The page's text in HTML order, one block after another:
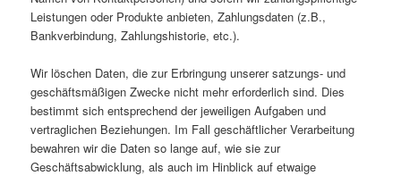
Leistungen oder Produkte anbieten, Zahlungsdaten (z.B.,
Bankverbindung, Zahlungshistorie, etc.).
Wir löschen Daten, die zur Erbringung unserer satzungs- und
geschäftsmäßigen Zwecke nicht mehr erforderlich sind. Dies
bestimmt sich entsprechend der jeweiligen Aufgaben und
vertraglichen Beziehungen. Im Fall geschäftlicher Verarbeitung
bewahren wir die Daten so lange auf, wie sie zur
Geschäftsabwicklung, als auch im Hinblick auf etwaige